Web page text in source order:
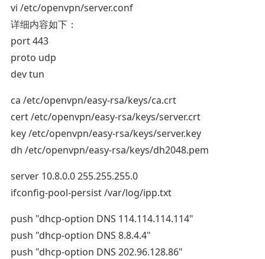
vi /etc/openvpn/server.conf
详细内容如下：
port 443
proto udp
dev tun
ca /etc/openvpn/easy-rsa/keys/ca.crt
cert /etc/openvpn/easy-rsa/keys/server.crt
key /etc/openvpn/easy-rsa/keys/server.key
dh /etc/openvpn/easy-rsa/keys/dh2048.pem
server 10.8.0.0 255.255.255.0
ifconfig-pool-persist /var/log/ipp.txt
push "dhcp-option DNS 114.114.114.114"
push "dhcp-option DNS 8.8.4.4"
push "dhcp-option DNS 202.96.128.86"